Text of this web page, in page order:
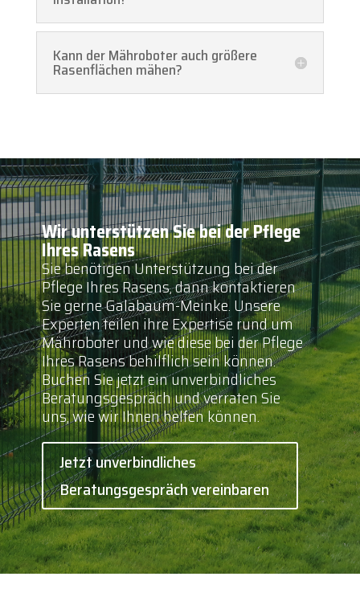
Kann der Mähroboter auch größere
Rasenflächen mähen?
Wir unterstützen Sie bei der Pflege
Ihres Rasens
Sie benötigen Unterstützung bei der
Pflege Ihres Rasens, dann kontaktieren
Sie gerne Galabaum-Meinke. Unsere
Experten teilen ihre Expertise rund um
Mähroboter und wie diese bei der Pflege
Ihres Rasens behilflich sein können.
Buchen Sie jetzt ein unverbindliches
Beratungsgespräch und verraten Sie
uns, wie wir Ihnen helfen können.
Jetzt unverbindliches
Beratungsgespräch vereinbaren